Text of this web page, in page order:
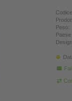
Peso: